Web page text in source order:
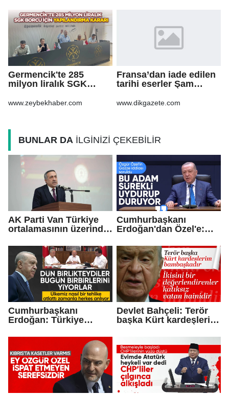
Germencik'te 285
milyon liralık SGK
kararı
www.zeybekhaber.com
Fransa’dan iade edilen
tarihi eserler Şam
www.dikgazete.com
BUNLAR DA İLGİNİZİ ÇEKEBİLİR
AK Parti Van Türkiye
ortalamasının üzerinde
Cumhurbaşkanı
Erdoğan'dan Özel'e:
Cumhurbaşkanı
Erdoğan: Türkiye
döndü
Devlet Bahçeli: Terör
başka Kürt kardeşlerim